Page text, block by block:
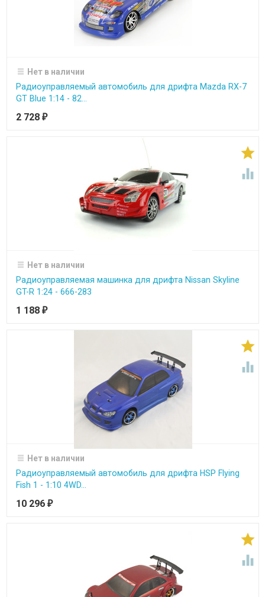
Нет в наличии
Радиоуправляемый автомобиль для дрифта Mazda RX-7
GT Blue 1:14 - 82...
2 728 ₽


Нет в наличии
Радиоуправляемая машинка для дрифта Nissan Skyline
GT-R 1:24 - 666-283
1 188 ₽


Нет в наличии
Радиоуправляемый автомобиль для дрифта HSP Flying
Fish 1 - 1:10 4WD...
10 296 ₽

